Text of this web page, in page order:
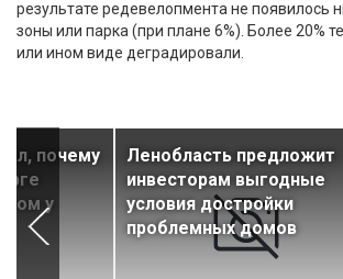
результате редевелопмента не появилось
зоны или парка (при плане 6%). Более 20%
или ином виде деградировали.
почему
у
Ленобласть предложит
инвесторам выгодные
условия достройки
проблемных домов